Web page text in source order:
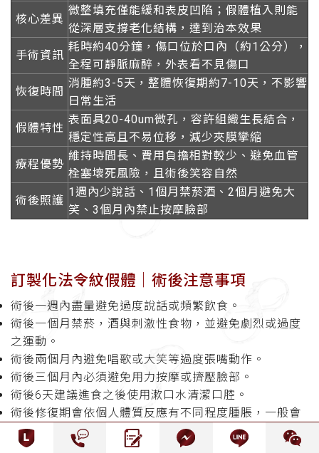
核心差異
微整填充僅能緩和表皮凹陷；假體植入則能
從深層支撐老化結構，達到治本效果
手術資訊
耗時約40分鐘，傷口位於口內（約1公分），
全程可靜脈麻醉，外表看不見傷口
恢復時間
消腫約3-5天，整體恢復期約7-10天，不影響
日常生活
假體特性
表面具20-40um微孔，容許組織生長結合，
穩定性高且不易位移，減少夾膜攣縮
療程優勢
維持時間長、費用負擔相對較少、避免血管
栓塞壞死風險，且術後笑容自然
術後照護
1週內少說話、1個月禁菸酒、2個月避免大
笑、3個月內禁止按摩臉部
訂製化法令紋假體│ 術後注意事項
術後一週內盡量避免過度說話或頻繁飲食。
術後一個月禁菸，酒與刺激性食物，並避免劇烈或過度
之運動。
術後兩個月內避免唱歌或大笑等過度張嘴動作。
術後三個月內必須避免用力按摩或擠壓臉部。
術後6天建議進食之後使用漱口水清潔口腔。
術後修復期會依個人體質反應有不同程度腫脹，一般會
微腫3～4天緩解消失，這種狀況就像您前天酒水喝多的
情況一樣。